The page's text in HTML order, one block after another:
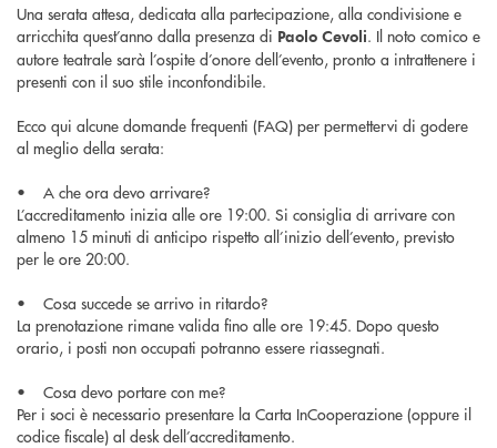
Una serata attesa, dedicata alla partecipazione, alla condivisione e
arricchita quest’anno dalla presenza di Paolo Cevoli. Il noto comico e
autore teatrale sarà l’ospite d’onore dell’evento, pronto a intrattenere i
presenti con il suo stile inconfondibile.
Ecco qui alcune domande frequenti (FAQ) per permettervi di godere
al meglio della serata:
• A che ora devo arrivare?
L’accreditamento inizia alle ore 19:00. Si consiglia di arrivare con
almeno 15 minuti di anticipo rispetto all’inizio dell’evento, previsto
per le ore 20:00.
• Cosa succede se arrivo in ritardo?
La prenotazione rimane valida fino alle ore 19:45. Dopo questo
orario, i posti non occupati potranno essere riassegnati.
• Cosa devo portare con me?
Per i soci è necessario presentare la Carta InCooperazione (oppure il
codice fiscale) al desk dell’accreditamento.